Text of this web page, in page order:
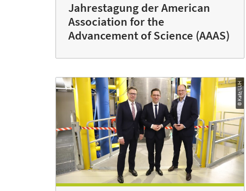
Jahrestagung der American
Association for the
Advancement of Science (AAAS)
© Katz/LUH